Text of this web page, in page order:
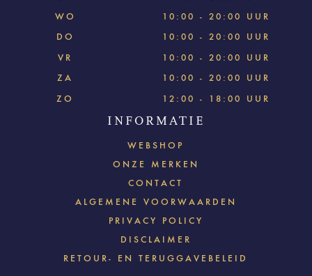
WO
10:00 - 20:00 UUR
DO
10:00 - 20:00 UUR
VR
10:00 - 20:00 UUR
ZA
10:00 - 20:00 UUR
ZO
12:00 - 18:00 UUR
INFORMATIE
WEBSHOP
ONZE MERKEN
CONTACT
ALGEMENE VOORWAARDEN
PRIVACY POLICY
DISCLAIMER
RETOUR- EN TERUGGAVEBELEID